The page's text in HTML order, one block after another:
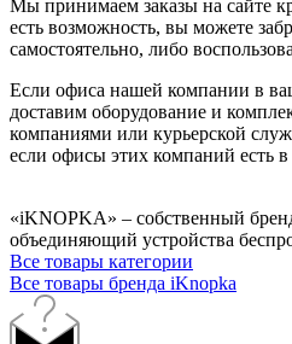
Мы принимаем заказы на сайте
есть возможность, вы можете
самостоятельно, либо
Если офиса нашей компании в
доставим оборудование и
компаниями или курьерской
если офисы этих компаний есть
«iKNOPKA» – собственный
объединяющий устройства
Все товары категории
Все товары бренда iKnopka